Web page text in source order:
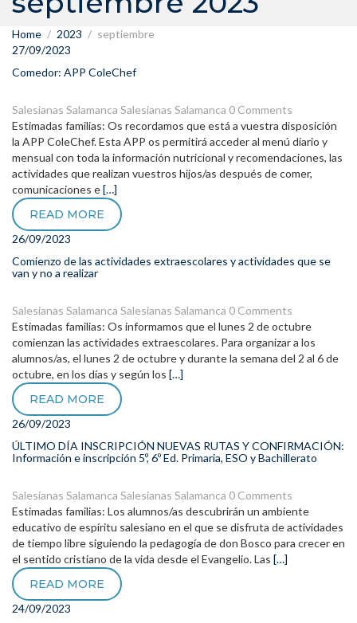
Home 2023
septiembre
27/09/2023
Comedor: APP ColeChef
Salesianas Salamanca Salesianas Salamanca 0 Comments
Estimadas familias: Os recordamos que está a vuestra disposición
la APP ColeChef. Esta APP os permitirá acceder al menú diario y
mensual con toda la información nutricional y recomendaciones, las
actividades que realizan vuestros hijos/as después de comer,
comunicaciones e[…]
READ MORE
26/09/2023
Comienzo de las actividades extraescolares y actividades que se
van y no a realizar
Salesianas Salamanca Salesianas Salamanca 0 Comments
Estimadas familias: Os informamos que el lunes 2 de octubre
comienzan las actividades extraescolares. Para organizar a los
alumnos/as, el lunes 2 de octubre y durante la semana del 2 al 6 de
octubre, en los días y según los […]
READ MORE
26/09/2023
ÚLTIMO DÍA INSCRIPCIÓN NUEVAS RUTAS Y CONFIRMACIÓN:
Información e inscripción 5º, 6º Ed. Primaria, ESO y Bachillerato
Salesianas Salamanca Salesianas Salamanca 0 Comments
Estimadas familias: Los alumnos/as descubrirán un ambiente
educativo de espíritu salesiano en el que se disfruta de actividades
de tiempo libre siguiendo la pedagogía de don Bosco para crecer en
el sentido cristiano de la vida desde el Evangelio. Las […]
READ MORE
24/09/2023